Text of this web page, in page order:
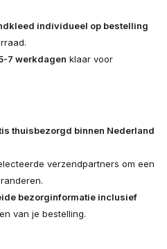
individueel op bestelling
7 werkdagen klaar voor
thuisbezorgd binnen Nederland
verzendpartners om een
bezorginformatie inclusief
van je bestelling.